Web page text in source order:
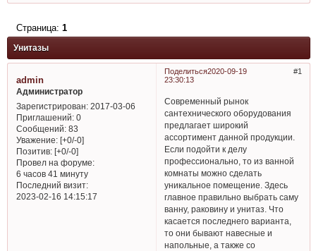
Унитазы
Страница: 1
Поделиться 1
2020-09-19
23:30:13
admin
Администратор
Зарегистрирован: 2017-03-06
Приглашений:0
Сообщений:83
Уважение: [+0/-0]
Позитив: [+0/-0]
Провел на форуме:
6 часов 41 минуту
Последний визит:
2023-02-16 14:15:17
Современный рынок
сантехнического оборудования
предлагает широкий
ассортимент данной продукции.
Если подойти к делу
профессионально, то из ванной
комнаты можно сделать
уникальное помещение. Здесь
главное правильно выбрать саму
ванну, раковину и унитаз. Что
касается последнего варианта,
то они бывают навесные и
напольные, а также со